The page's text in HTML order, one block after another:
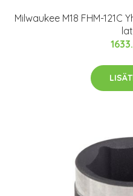
Milwaukee M18 FHM-